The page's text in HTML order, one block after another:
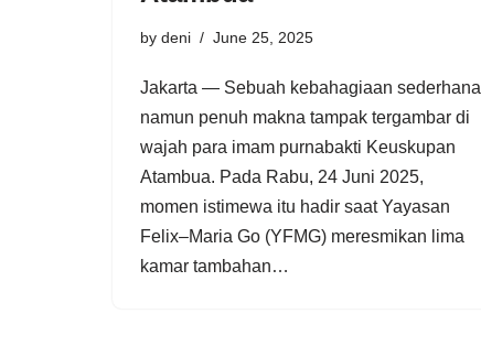
by deni June 25, 2025
Jakarta — Sebuah kebahagiaan sederhana
namun penuh makna tampak tergambar di
wajah para imam purnabakti Keuskupan
Atambua. Pada Rabu, 24 Juni 2025,
momen istimewa itu hadir saat Yayasan
Felix–Maria Go (YFMG) meresmikan lima
kamar tambahan…